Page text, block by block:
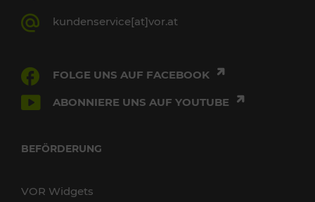
kundenservice[at]vor.at
FOLGE UNS AUF FACEBOOK
ABONNIERE UNS AUF YOUTUBE
BEFÖRDERUNG
VOR Widgets